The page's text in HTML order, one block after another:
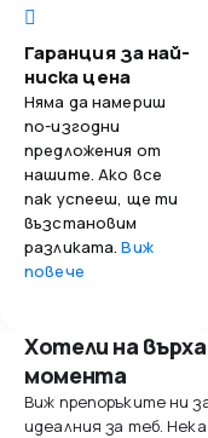
Гаранция за най-
ниска цена
Няма да намериш
по-изгодни
предложения от
нашите. Ако все
пак успееш, ще ти
възстановим
разликата.Виж
повече
Хотели на
момента
Виж препоръките ни
идеалния за теб.